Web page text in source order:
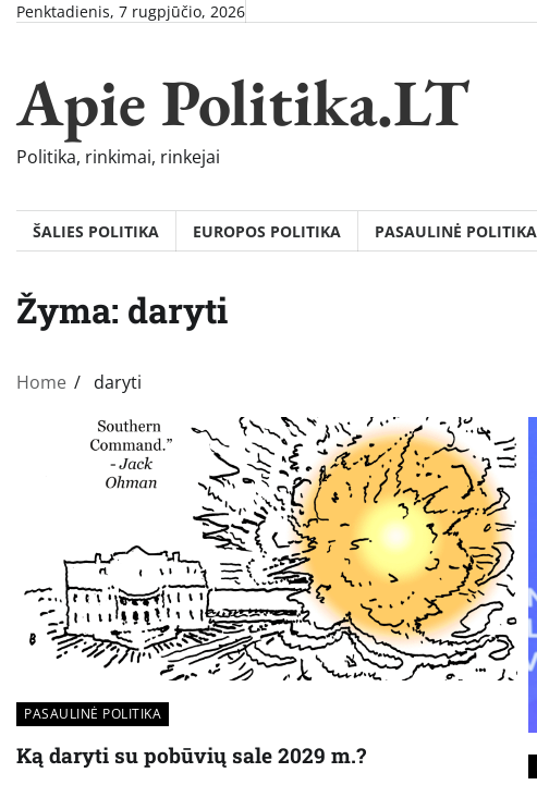
SkipPenktadienis, 7 rugpjūčio, 2026
Apie Politika.LT
Politika, rinkimai, rinkejai
ŠALIES POLITIKA EUROPOS POLITIKA PASAULINĖ POLITIKA
Žyma: daryti
Home daryti
PASAULINĖ POLITIKA
Ką daryti su pobūvių sale 2029 m.?